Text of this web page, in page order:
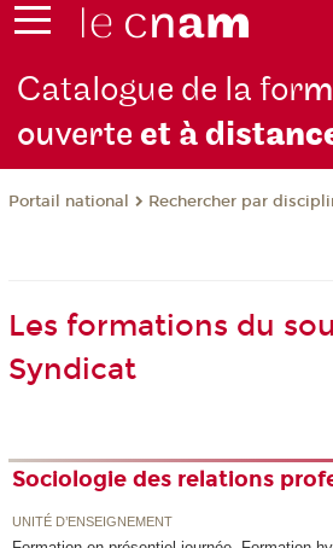
Catalogue de la for
ouverteet à dist
Portail national Rechercher par
Les formations du
Syndicat
Sociologie des relations
UNITÉ D’ENSEIGNEMENT